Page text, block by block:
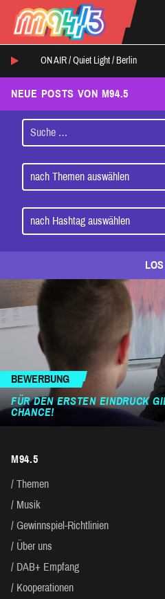
ON AIR / Quiet Light / Berlin
NEUE POSTS VON M94.5
LOS
BEWERBUNG
FÜR DEN ERSTEN EINDRUCK
CHANCE!
M94.5
Themen
Musik
Gewinnspiel-Richtlinien
Über uns
DAB+ Empfang
Kooperationen